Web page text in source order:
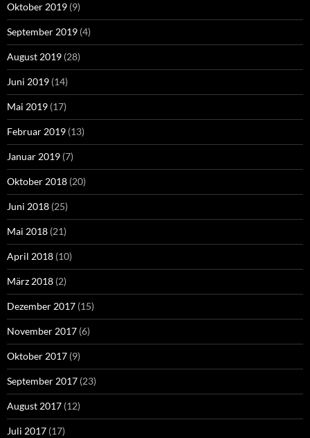
Oktober 2019 (9)
September 2019 (4)
August 2019 (28)
Juni 2019 (14)
Mai 2019 (17)
Februar 2019 (13)
Januar 2019 (7)
Oktober 2018 (20)
Juni 2018 (25)
Mai 2018 (21)
April 2018 (10)
März 2018 (2)
Dezember 2017 (15)
November 2017 (6)
Oktober 2017 (9)
September 2017 (23)
August 2017 (12)
Juli 2017 (17)